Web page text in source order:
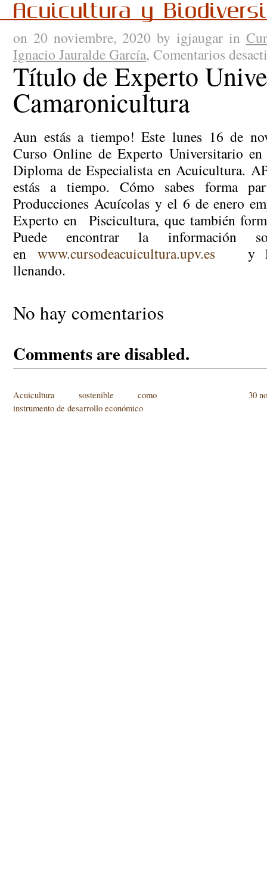
Acuicultura y
on 20 noviembre, 2020 by igjaugar in
Ignacio Jauralde García, Comentarios
Título de Experto
Camaronicultura
Aun estás a tiempo! Este lunes 16 de
Curso Online de Experto Universitario
Diploma de Especialista en Acuicultura.
estás a tiempo. Cómo sabes forma
Producciones Acuícolas y el 6 de enero
Experto en Piscicultura, que también
Puede encontrar la información
enwww.cursodeacuicultura.upv.es
y
llenando.
No hay comentarios
Comments are disabled.
Acuicultura sostenible como
instrumento de desarrollo económico
30